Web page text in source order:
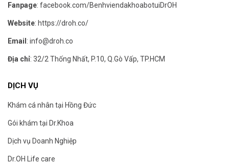
Fanpage: facebook.com/BenhviendakhoabotuiDrOH
Website: https://droh.co/
Email : info@droh.co
Địa chỉ: 32/2 Thống Nhất, P.10, Q.Gò Vấp, TP.HCM
DỊCH VỤ
Khám cá nhân tại Hồng Đức
Gói khám tại Dr.Khoa
Dịch vụ Doanh Nghiệp
Dr.OH Life care